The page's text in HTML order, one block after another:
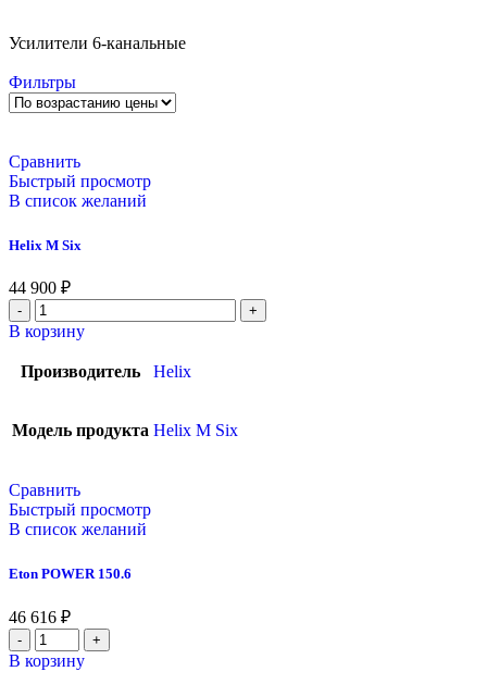
Усилители 6-канальные
Фильтры
Сравнить
Быстрый просмотр
В список желаний
Helix M Six
44 900 ₽
В корзину
Производитель Helix
Модель продукта Helix M Six
Сравнить
Быстрый просмотр
В список желаний
Eton POWER 150.6
46 616 ₽
В корзину